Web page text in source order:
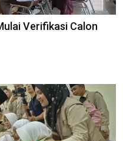
Verifikasi Calon